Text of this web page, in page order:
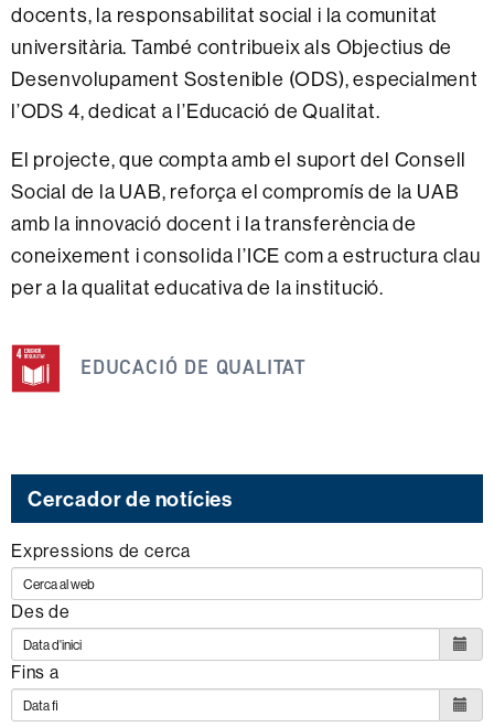
docents, la responsabilitat social i la comunitat
universitària. També contribueix als Objectius de
Desenvolupament Sostenible (ODS), especialment
l’ODS 4, dedicat a l’Educació de Qualitat.
El projecte, que compta amb el suport del Consell
Social de la UAB, reforça el compromís de la UAB
amb la innovació docent i la transferència de
coneixement i consolida l’ICE com a estructura clau
per a la qualitat educativa de la institució.
notícia
s'emmarca
següents
ODS
EDUCACIÓ DE QUALITAT
Cercador de notícies
Expressions de cerca
Des de
Fins a